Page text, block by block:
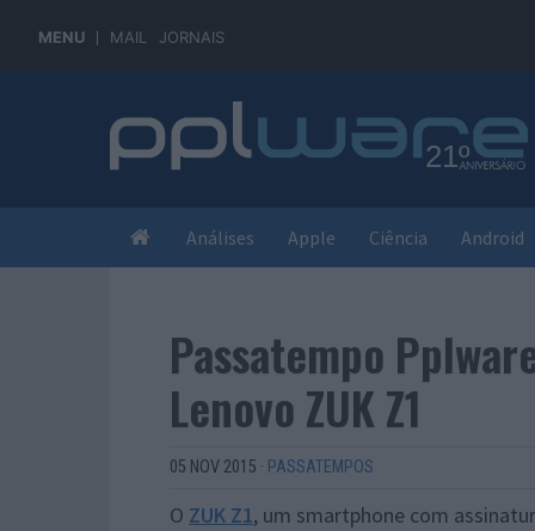
MENU MAIL JORNAIS
Análises Apple Ciência Android
Passatempo
Lenovo ZUK Z1
05 NOV 2015 · PASSATEMPOS
O ZUK Z1, um smartphone com